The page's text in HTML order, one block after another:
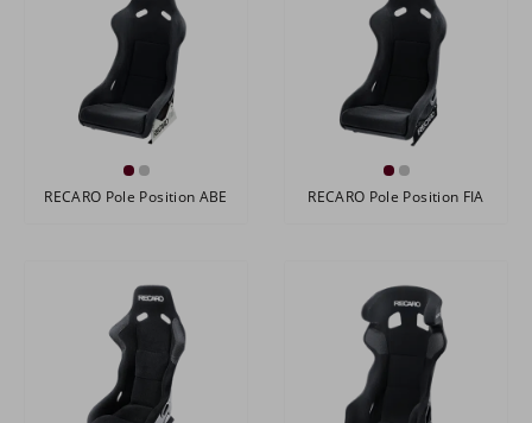
RECARO Pole Position ABE RECARO Pole Position FIA